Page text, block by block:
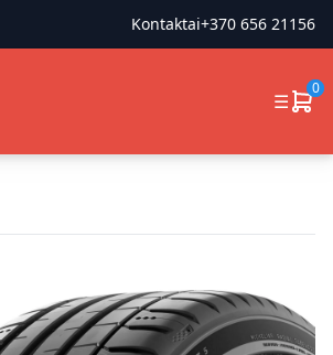
Kontaktai+370 656 21156
☰
0